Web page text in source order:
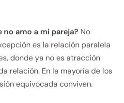
amo a mi pareja? No
es la relación paralela
donde ya no es atracción
relación. En la mayoría de los
equivocada conviven.